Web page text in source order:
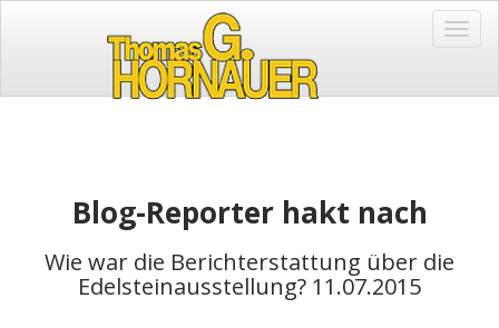
Blog-Reporter hakt nach
Wie war die Berichterstattung über die
Edelsteinausstellung? 11.07.2015